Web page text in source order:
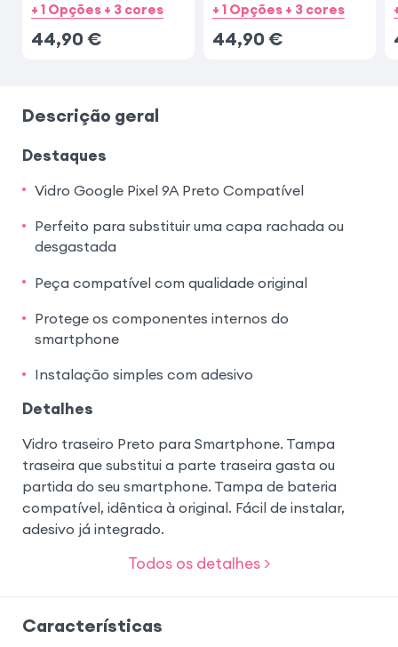
+ 1 Opções + 3 cores
44,90 €
+ 1 Opções + 3 cores
44,90 €
Descrição geral
Destaques
Vidro Google Pixel 9A Preto Compatível
Perfeito para substituir uma capa rachada ou
desgastada
Peça compatível com qualidade original
Protege os componentes internos do
smartphone
Instalação simples com adesivo
Detalhes
Vidro traseiro Preto para Smartphone. Tampa
traseira que substitui a parte traseira gasta ou
partida do seu smartphone. Tampa de bateria
compatível, idêntica à original. Fácil de instalar,
adesivo já integrado.
Todos os detalhes >
Características